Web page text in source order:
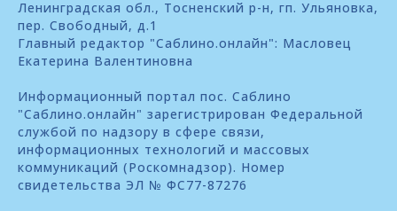
Ленинградская обл., Тосненский р-н, гп. Ульяновка,
пер. Свободный, д.1
Главный редактор "Саблино.онлайн": Масловец
Екатерина Валентиновна
Информационный портал пос. Саблино
"Саблино.онлайн" зарегистрирован Федеральной
службой по надзору в сфере связи,
информационных технологий и массовых
коммуникаций (Роскомнадзор). Номер
свидетельства ЭЛ № ФС77-87276